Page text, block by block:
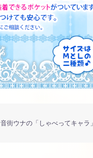
音街ウナの「しゃべってキャラ